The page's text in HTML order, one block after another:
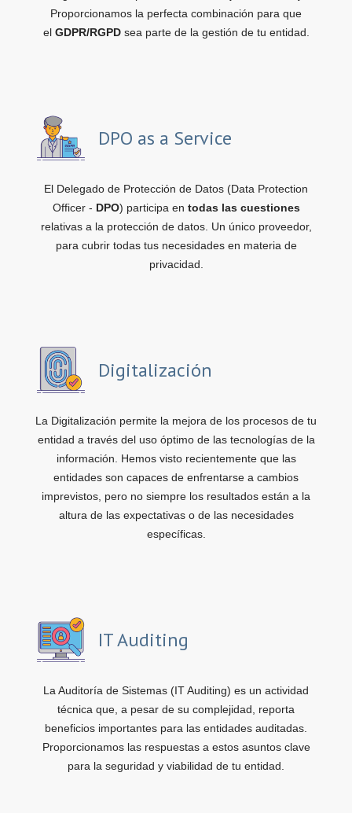
Proporcionamos la perfecta combinación para que
el GDPR/RGPDsea parte de la gestión de tu entidad.
DPO as a Service
El Delegado de Protección de Datos (Data Protection
Officer - DPO) participa en todas las cuestiones
relativas a la protección de datos. Un único proveedor,
para cubrir todas tus necesidades en materia de
privacidad.
Digitalización
La Digitalización permite la mejora de los procesos de tu
entidad a través del uso óptimo de las tecnologías de la
información. Hemos visto recientemente que las
entidades son capaces de enfrentarse a cambios
imprevistos, pero no siempre los resultados están a la
altura de las expectativas o de las necesidades
específicas.
IT Auditing
La Auditoría de Sistemas (IT Auditing) es un actividad
técnica que, a pesar de su complejidad, reporta
beneficios importantes para las entidades auditadas.
Proporcionamos las respuestas a estos asuntos clave
para la seguridad y viabilidad de tu entidad.